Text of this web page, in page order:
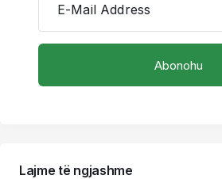
E-Mail Address
Lajme të ngjashme